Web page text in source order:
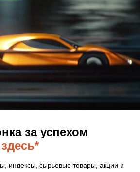
за успехом
индексы, сырьевые товары, акции и